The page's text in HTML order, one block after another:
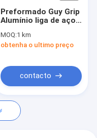
Preformado Guy Grip
Alumínio liga de aço
Cable
MOQ:1 km
obtenha o ultimo preço
contacto